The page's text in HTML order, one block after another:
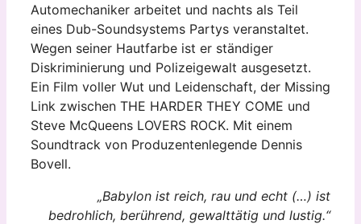
Automechaniker arbeitet und nachts als Teil
eines Dub-Soundsystems Partys veranstaltet.
Wegen seiner Hautfarbe ist er ständiger
Diskriminierung und Polizeigewalt ausgesetzt.
Ein Film voller Wut und Leidenschaft, der Missing
Link zwischen THE HARDER THEY COME und
Steve McQueens LOVERS ROCK. Mit einem
Soundtrack von Produzentenlegende Dennis
Bovell.
„Babylon ist reich, rau und echt (…) ist
bedrohlich, berührend, gewalttätig und lustig.“